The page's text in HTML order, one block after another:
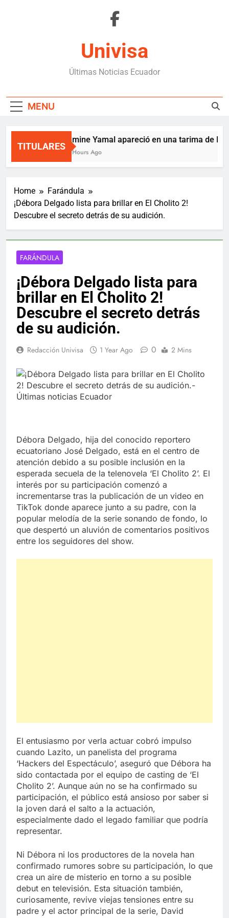
Univisa
Últimas Noticias Ecuador
MENU
TITULARES
Lamine Yamal apareció en una tarima de
10 Hours Ago
Home
Farándula
¡Débora Delgado lista para brillar en El Cholito 2!
Descubre el secreto detrás de su audición.
FARÁNDULA
¡Débora Delgado lista para
brillar en El Cholito 2!
Descubre el secreto detrás
de su audición.
Redacción Univisa 1 Year Ago 0 2 Mins
Débora Delgado, hija del conocido reportero
ecuatoriano José Delgado, está en el centro de
atención debido a su posible inclusión en la
esperada secuela de la telenovela ‘El Cholito 2’. El
interés por su participación comenzó a
incrementarse tras la publicación de un video en
TikTok donde aparece junto a su padre, con la
popular melodía de la serie sonando de fondo, lo
que despertó un aluvión de comentarios positivos
entre los seguidores del show.
El entusiasmo por verla actuar cobró impulso
cuando Lazito, un panelista del programa
‘Hackers del Espectáculo’, aseguró que Débora ha
sido contactada por el equipo de casting de ‘El
Cholito 2’. Aunque aún no se ha confirmado su
participación, el público está ansioso por saber si
la joven dará el salto a la actuación,
especialmente dado el legado familiar que podría
representar.
Ni Débora ni los productores de la novela han
confirmado rumores sobre su participación, lo que
crea un aire de misterio en torno a su posible
debut en televisión. Esta situación también,
curiosamente, revive viejas tensiones entre su
padre y el actor principal de la serie, David